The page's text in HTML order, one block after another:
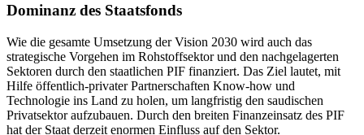
Dominanz des Staatsfonds
Wie die gesamte Umsetzung der Vision 2030 wird auch das
strategische Vorgehen im Rohstoffsektor und den nachgelagerten
Sektoren durch den staatlichen PIF finan­ziert. Das Ziel lautet, mit
Hilfe öffent­lich-privater Partnerschaften Know-how und
Technologie ins Land zu holen, um lang­fristig den saudischen
Privatsektor auf­zubauen. Durch den breiten Finanz­einsatz des PIF
hat der Staat derzeit enormen Ein­fluss auf den Sektor.